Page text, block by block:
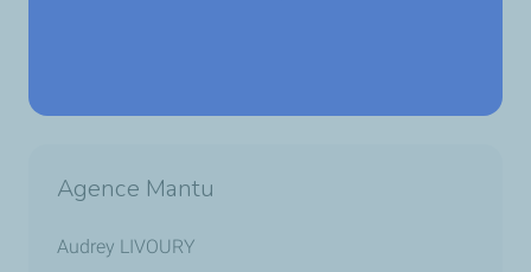
Agence Mantu
Audrey LIVOURY